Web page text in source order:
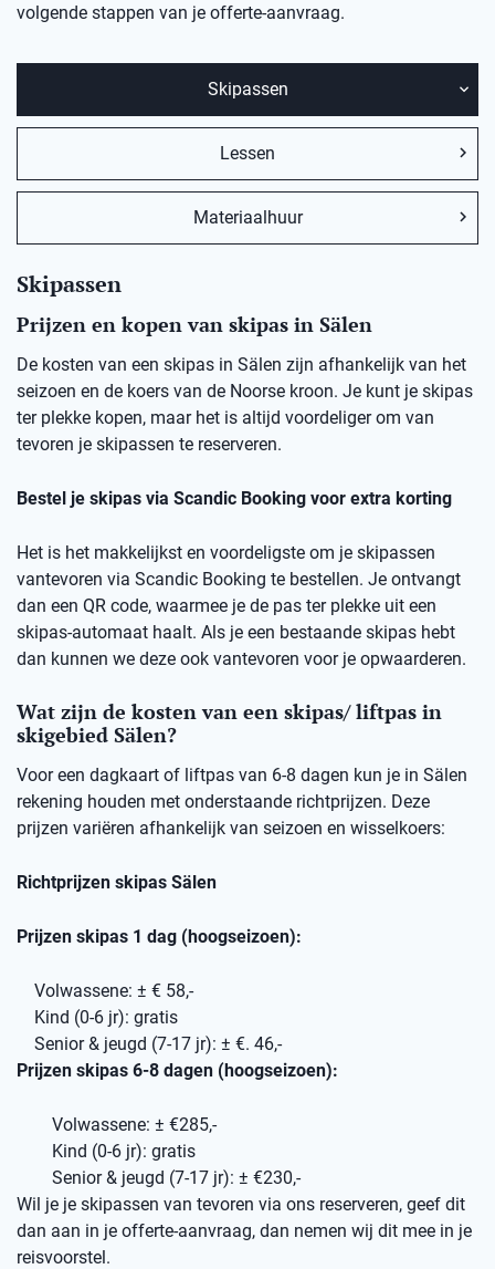
volgende stappen van je offerte-aanvraag.
Skipassen
Lessen
Materiaalhuur
Skipassen
Prijzen en kopen van skipas in Sälen
De kosten van een skipas in Sälen zijn afhankelijk van het
seizoen en de koers van de Noorse kroon. Je kunt je skipas
ter plekke kopen, maar het is altijd voordeliger om van
tevoren je skipassen te reserveren.
Bestel je skipas via Scandic Booking voor extra korting
Het is het makkelijkst en voordeligste om je skipassen
vantevoren via Scandic Booking te bestellen. Je ontvangt
dan een QR code, waarmee je de pas ter plekke uit een
skipas-automaat haalt. Als je een bestaande skipas hebt
dan kunnen we deze ook vantevoren voor je opwaarderen.
Wat zijn de kosten van een skipas/ liftpas in
skigebied Sälen?
Voor een dagkaart of liftpas van 6-8 dagen kun je in Sälen
rekening houden met onderstaande richtprijzen. Deze
prijzen variëren afhankelijk van seizoen en wisselkoers:
Richtprijzen skipas Sälen
Prijzen skipas 1 dag (hoogseizoen):
Volwassene: ± € 58,-
Kind (0-6 jr): gratis
Senior & jeugd (7-17 jr): ± €. 46,-
Prijzen skipas 6-8 dagen (hoogseizoen):
Volwassene: ± €285,-
Kind (0-6 jr): gratis
Senior & jeugd (7-17 jr): ± €230,-
Wil je je skipassen van tevoren via ons reserveren, geef dit
dan aan in je offerte-aanvraag, dan nemen wij dit mee in je
reisvoorstel.